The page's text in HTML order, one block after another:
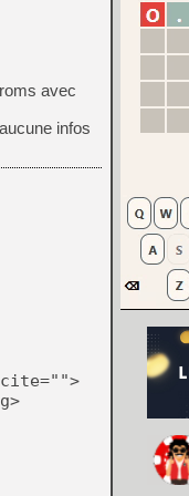
avec
infos